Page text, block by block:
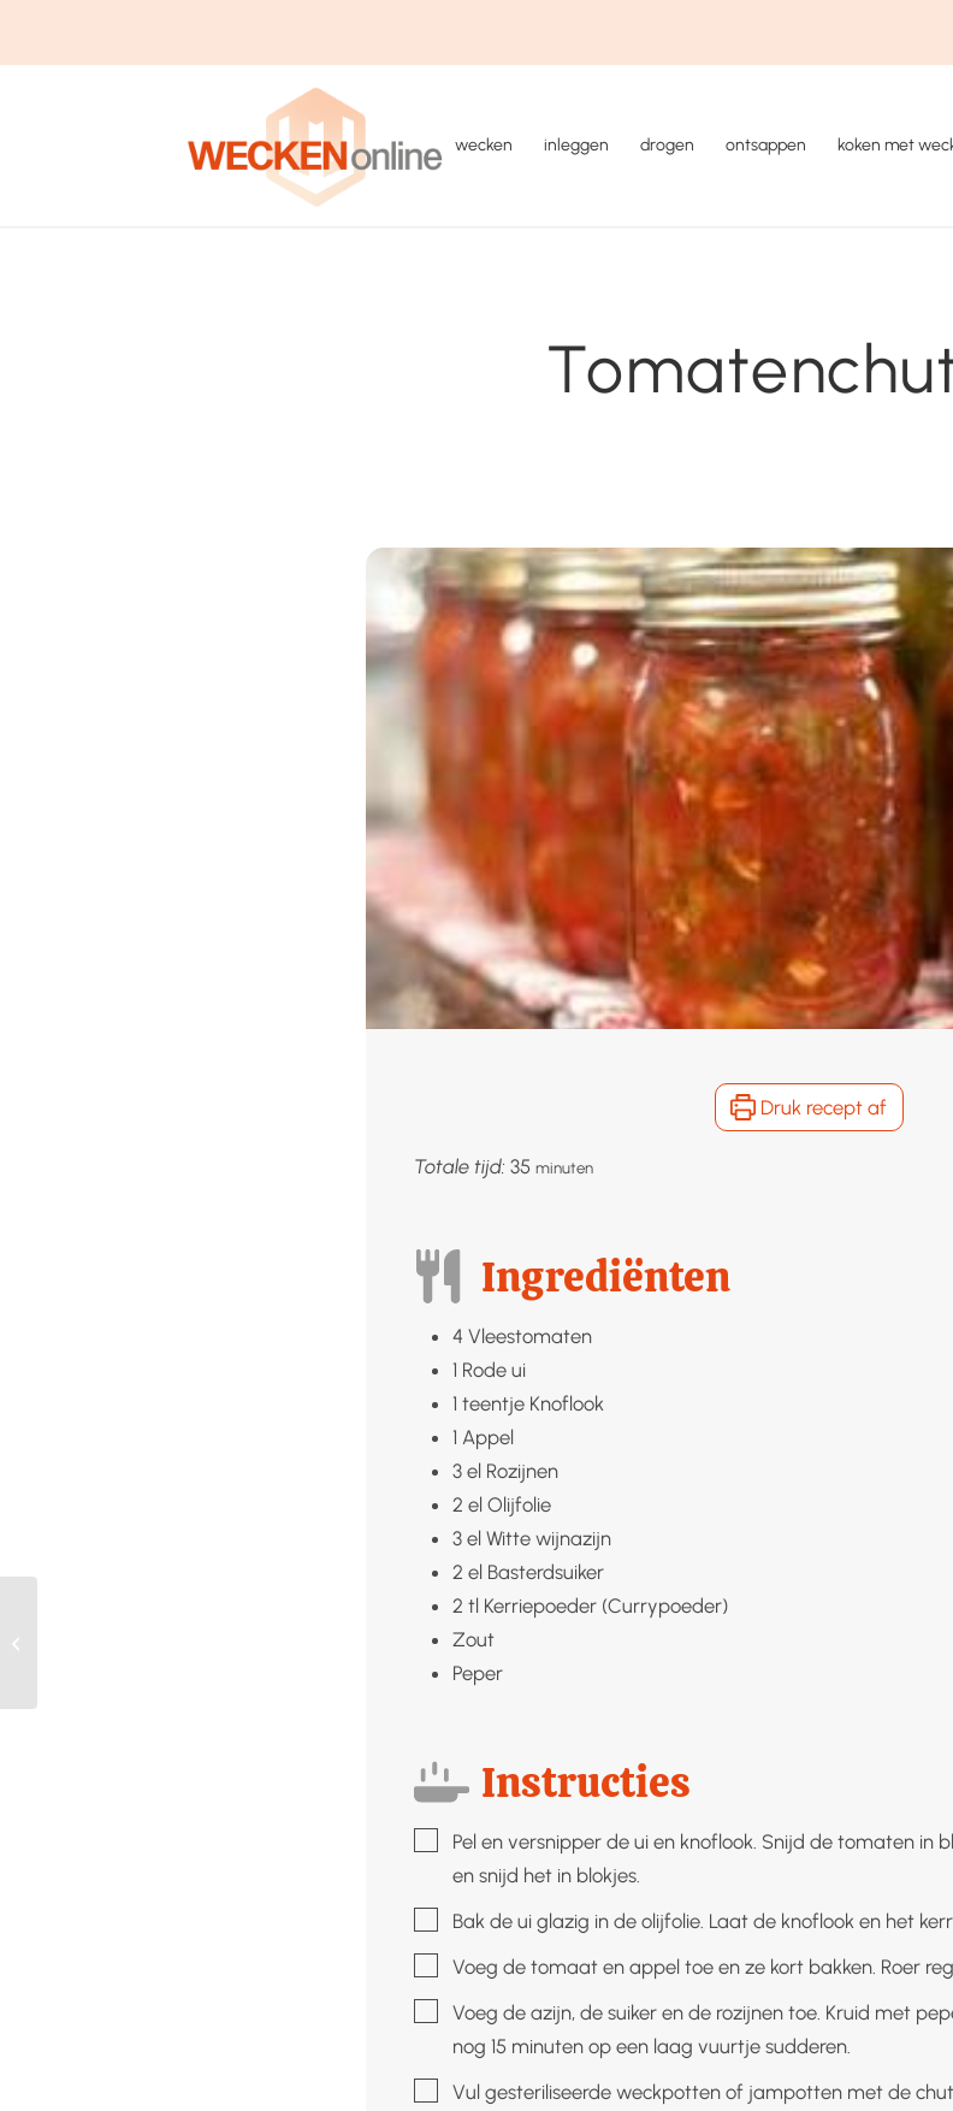
wecken inleggen drogen ontsappen koken met
Druk recept af
Totale tijd: 35minuten
minuten
Ingrediënten
4 Vleestomaten
1 Rode ui
1 teentje Knoflook
1 Appel
3 el Rozijnen
2 el Olijfolie
3 el Witte wijnazijn
2 el Basterdsuiker
2 tl Kerriepoeder (Currypoeder)
Zout
Peper
Instructies
▢Pel en versnipper de ui en knoflook. Snijd de tomaten in
en snijd het in blokjes.
▢Bak de ui glazig in de olijfolie. Laat de knoflook en het
▢Voeg de tomaat en appel toe en ze kort bakken. Roer
▢Voeg de azijn, de suiker en de rozijnen toe. Kruid met
nog 15 minuten op een laag vuurtje sudderen.
▢Vul gesteriliseerde weckpotten of jampotten met de